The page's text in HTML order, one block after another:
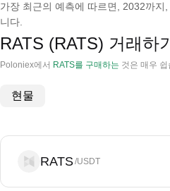
가장 최근의 예측에 따르면, 2032까지
니다.
RATS (RATS) 거래하기
Poloniex에서 RATS를 구매하는 것은 매우
현물
RATS/USDT